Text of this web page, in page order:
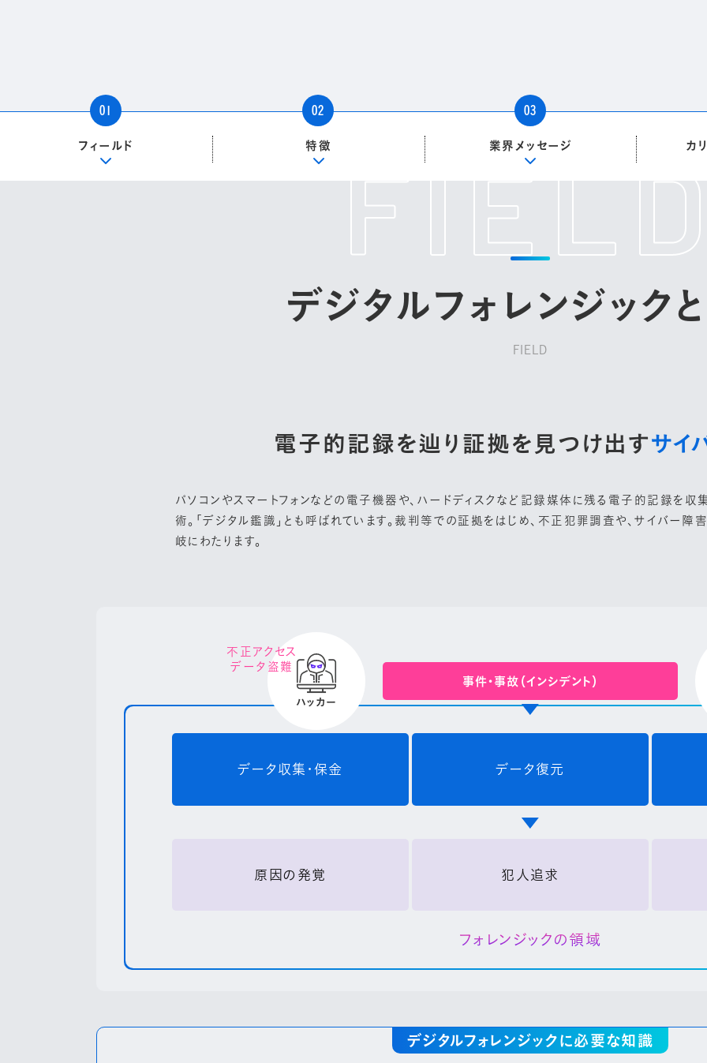
01
フィールド
02
特徴
03
業界メッセージ カ
デジタルフォ レンジックと
FIELD
電子的記録を辿り証拠を見つけ出すサイ
パソコンやスマートフォンなどの電子機器や、ハードディスクなど記録媒体に残る電子的記録を収
術。「デジタル鑑識」とも呼ばれています。裁判等での証拠をはじめ、不正犯罪調査や、サイバー障
岐にわたります。
ハッカー
不正アクセス
データ盗難
事件・事故（インシデント）
データ収集・保金 データ復元
原因の発覚 犯人追求
フォレンジックの領域
デジタルフォレンジックに必要な知識